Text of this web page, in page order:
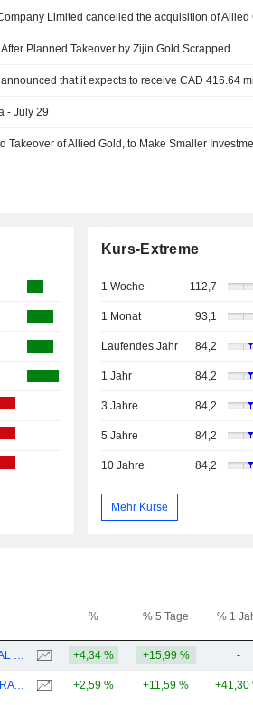
Planned Takeover by Zijin Gold Scrapped
- July 29
Kurs-Extreme
1 Woche 112,7
1 Monat 93,1
Laufendes Jahr 84,2
1 Jahr 84,2
3 Jahre 84,2
5 Jahre 84,2
10 Jahre 84,2
Mehr Kurse
% % 5 Tage % 1
ZIJIN GOLD INTERNATIONAL COMPANY LIMITED +4,34 % +15,99 % -
FRANCO-NEVADA CORPORATION +2,59 % +11,59 % +41,30